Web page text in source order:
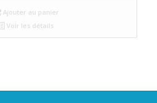
Ajouter au panier
Voir les détails